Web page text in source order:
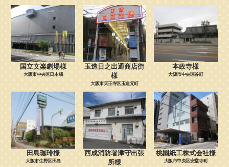
国立文楽劇場様
大阪市中央区日本橋
玉造日之出通商店街
様
大阪市天王寺区玉造元町
本政寺様
大阪市中央区谷町
田島珈琲様
大阪市生野区田島
西成消防署津守出張
所様
桃園紙工株式会社様
大阪市中央区安堂寺町